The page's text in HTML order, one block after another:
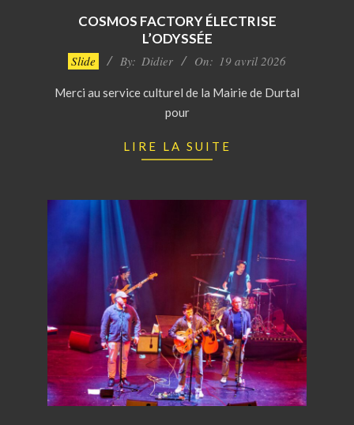
COSMOS FACTORY ÉLECTRISE
L’ODYSSÉE
2026-
19
Slide By: Didier On: 19 avril 2026
Merci au service culturel de la Mairie de Durtal
pour
LIRE LA SUITE